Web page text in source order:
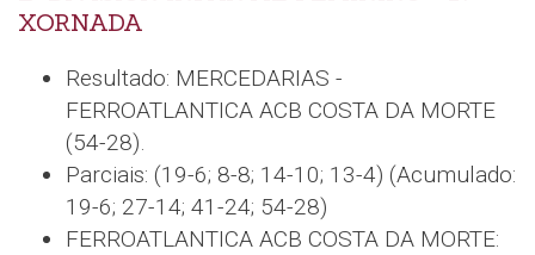
XORNADA
Resultado: MERCEDARIAS -
FERROATLANTICA ACB COSTA DA MORTE
(54-28).
Parciais: (19-6; 8-8; 14-10; 13-4) (Acumulado:
19-6; 27-14; 41-24; 54-28)
FERROATLANTICA ACB COSTA DA MORTE: